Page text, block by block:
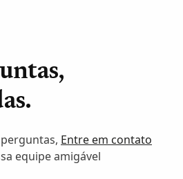
Entre em contato
equipe amigável